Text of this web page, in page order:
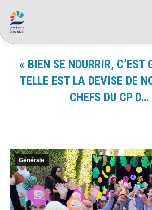
« BIEN SE NOURRIR, C’EST
TELLE EST LA DEVISE DE
CHEFS DU CP D…
Générale